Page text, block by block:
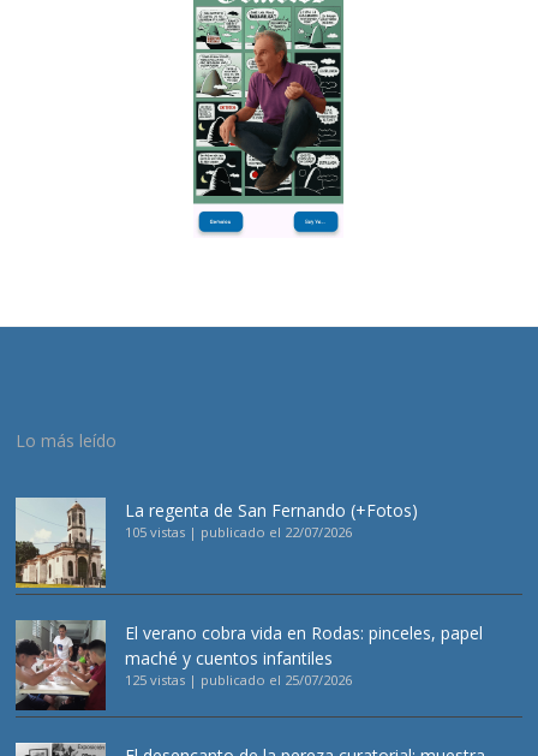
Lo más leído
La regenta de San Fernando (+Fotos)
105 vistas | publicado el 22/07/2026
El verano cobra vida en Rodas: pinceles, papel
maché y cuentos infantiles
125 vistas | publicado el 25/07/2026